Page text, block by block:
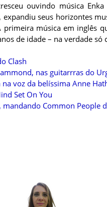
ouvindo música
expandiu seus horizontes
música em inglês
de idade – na verdade
Clash
nas guitarrras do
voz da belíssima Anne
Set On You
Common People